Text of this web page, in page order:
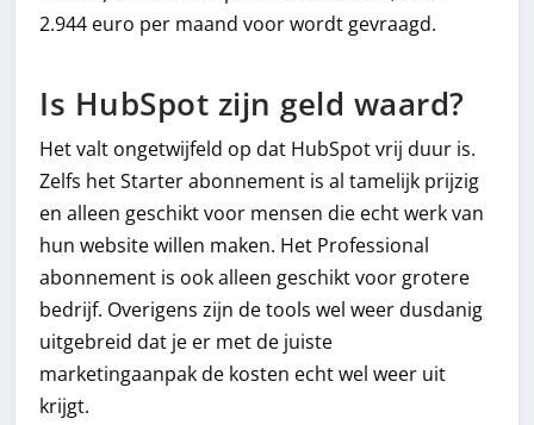
2.944 euro per maand voor wordt gevraagd.
Is HubSpot zijn geld waard?
Het valt ongetwijfeld op dat HubSpot vrij duur is.
Zelfs het Starter abonnement is al tamelijk prijzig
en alleen geschikt voor mensen die echt werk van
hun website willen maken. Het Professional
abonnement is ook alleen geschikt voor grotere
bedrijf. Overigens zijn de tools wel weer dusdanig
uitgebreid dat je er met de juiste
marketingaanpak de kosten echt wel weer uit
krijgt.